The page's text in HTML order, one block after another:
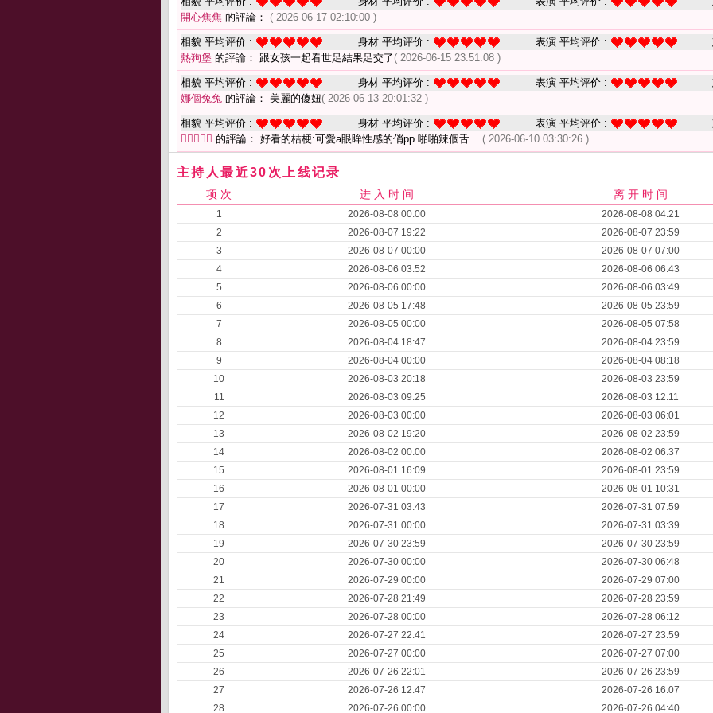
開心焦焦 的評論： ( 2026-06-17 02:10:00 )
相貌 平均评价 : 身材 平均评价 : 表演 平均评价 :
熱狗堡 的評論： 跟女孩一起看世足結果足交了 ( 2026-06-15 23:51:08 )
相貌 平均评价 : 身材 平均评价 : 表演 平均评价 :
娜個兔兔 的評論： 美麗的傻妞( 2026-06-13 20:01:32 )
相貌 平均评价 : 身材 平均评价 : 表演 平均评价 :
 的評論： 好看的桔梗:可愛a眼眸性感的俏pp 啪啪辣個舌 ...( 2026-06-10 03:30:26 )
主持人最近30次上线记录
项 次 进 入 时 间 离 开 时 间
1 2026-08-08 00:00
2026-08-08 04:21
2
2026-08-07 19:22
2026-08-07 23:59
3
2026-08-07 00:00
2026-08-07 07:00
4
2026-08-06 03:52
2026-08-06 06:43
5
2026-08-06 00:00
2026-08-06 03:49
6
2026-08-05 17:48
2026-08-05 23:59
7
2026-08-05 00:00
2026-08-05 07:58
8
2026-08-04 18:47
2026-08-04 23:59
9
2026-08-04 00:00
2026-08-04 08:18
10
2026-08-03 20:18
2026-08-03 23:59
11
2026-08-03 09:25
2026-08-03 12:11
12
2026-08-03 00:00
2026-08-03 06:01
13
2026-08-02 19:20
2026-08-02 23:59
14
2026-08-02 00:00
2026-08-02 06:37
15
2026-08-01 16:09
2026-08-01 23:59
16
2026-08-01 00:00
2026-08-01 10:31
17
2026-07-31 03:43
2026-07-31 07:59
18
2026-07-31 00:00
2026-07-31 03:39
19
2026-07-30 23:59
2026-07-30 23:59
20
2026-07-30 00:00
2026-07-30 06:48
21
2026-07-29 00:00
2026-07-29 07:00
22
2026-07-28 21:49
2026-07-28 23:59
23
2026-07-28 00:00
2026-07-28 06:12
24
2026-07-27 22:41
2026-07-27 23:59
25
2026-07-27 00:00
2026-07-27 07:00
26
2026-07-26 22:01
2026-07-26 23:59
27
2026-07-26 12:47
2026-07-26 16:07
28
2026-07-26 00:00 2026-07-26 04:40